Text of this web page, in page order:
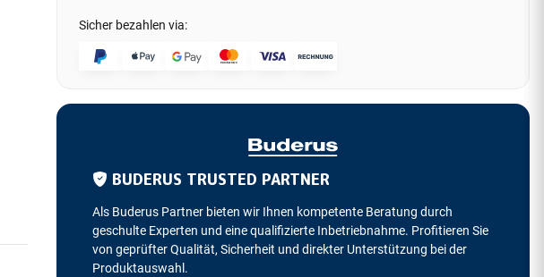
Sicher bezahlen via:
BUDERUS TRUSTED PARTNER
Als Buderus Partner bieten wir Ihnen kompetente Beratung durch
geschulte Experten und eine qualifizierte Inbetriebnahme. Profitieren Sie
von geprüfter Qualität, Sicherheit und direkter Unterstützung bei der
Produktauswahl.